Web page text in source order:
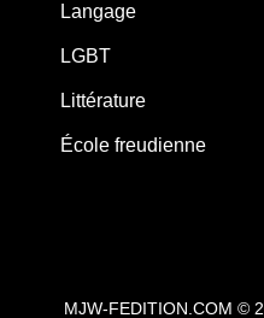
Langage
LGBT
Littérature
École freudienne
MJW-FEDITION.COM ©